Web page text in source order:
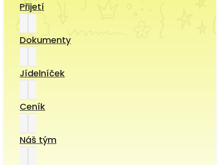
Přijetí
Dokumenty
Jídelníček
Ceník
Náš tým